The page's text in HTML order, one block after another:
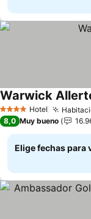
4 EstrellasHotel
Warwick
8,0 Muy bueno
Elige fechas para